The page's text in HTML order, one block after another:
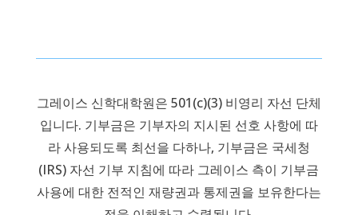
그레이스 신학대학원은 501(c)(3) 비영리 자선 단체
입니다. 기부금은 기부자의 지시된 선호 사항에 따
라 사용되도록 최선을 다하나, 기부금은 국세청
(IRS) 자선 기부 지침에 따라 그레이스 측이 기부금
사용에 대한 전적인 재량권과 통제권을 보유한다는